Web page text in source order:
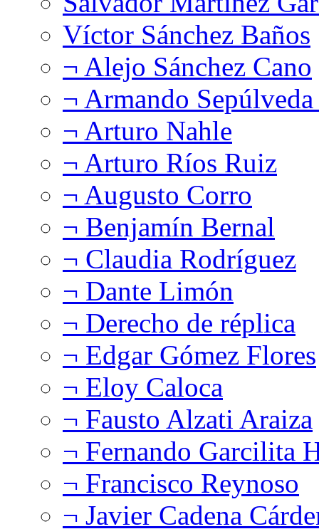
Víctor Sánchez Baños
¬ Alejo Sánchez Cano
¬ Armando
¬ Arturo Nahle
¬ Arturo Ríos Ruiz
¬ Augusto Corro
¬ Benjamín Bernal
¬ Claudia Rodríguez
¬ Dante Limón
¬ Derecho de réplica
¬ Edgar Gómez Flores
¬ Eloy Caloca
¬ Fausto Alzati Araiza
¬ Fernando Garcilita
¬ Francisco Reynoso
¬ Javier Cadena